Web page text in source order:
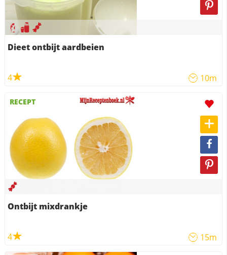
Dieet ontbijt aardbeien
4 10m
RECEPT
Ontbijt mixdrankje
4 15m